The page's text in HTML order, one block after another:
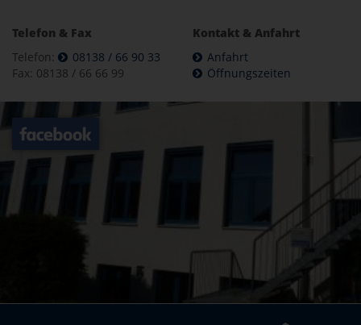
Telefon & Fax
Telefon:
08138 / 66 90 33
Fax: 08138 / 66 66 99
Kontakt & Anfahrt
Anfahrt
Öffnungszeiten